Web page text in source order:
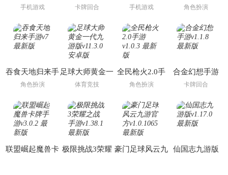
手机游戏 卡牌回合 手机游戏
载
角色扮演
吞食天地归来手
游
角色扮演
足球大师黄金一
代九游版
体育竞技
全民枪火2.0手
游
角色扮演
合金幻想手游
卡牌回合
联盟崛起魔兽卡 极限挑战3荣耀 豪门足球风云九
仙国志九游版